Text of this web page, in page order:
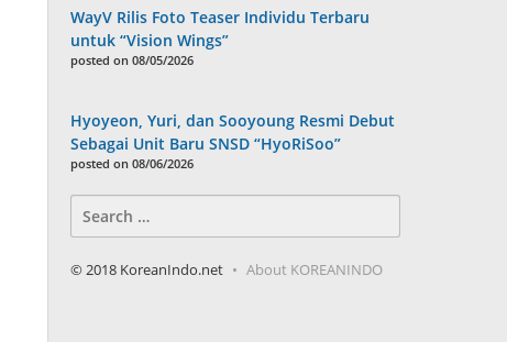
WayV Rilis Foto Teaser Individu Terbaru
untuk “Vision Wings”
posted on 08/05/2026
Hyoyeon, Yuri, dan Sooyoung Resmi Debut
Sebagai Unit Baru SNSD “HyoRiSoo”
posted on 08/06/2026
for:
© 2018 KoreanIndo.net About KOREANINDO